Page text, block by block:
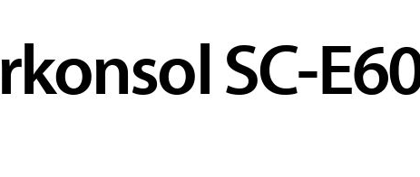
SC-